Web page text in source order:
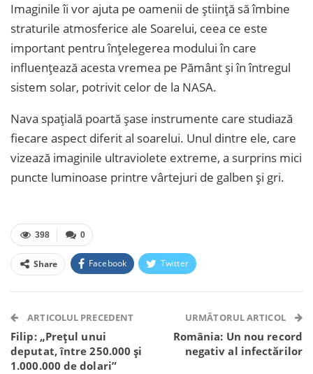
Imaginile îi vor ajuta pe oamenii de ştiinţă să îmbine
straturile atmosferice ale Soarelui, ceea ce este
important pentru înţelegerea modului în care
influenţează acesta vremea pe Pământ şi în întregul
sistem solar, potrivit celor de la NASA.
Nava spaţială poartă şase instrumente care studiază
fiecare aspect diferit al soarelui. Unul dintre ele, care
vizează imaginile ultraviolete extreme, a surprins mici
puncte luminoase printre vârtejuri de galben şi gri.
0
398
Share Facebook Twitter
Telegram WhatsApp Viber
ARTICOLUL PRECEDENT
Filip: „Prețul unui
deputat, între 250.000 și
1.000.000 de dolari”
URMĂTORUL ARTICOL
România: Un nou record
negativ al infectărilor